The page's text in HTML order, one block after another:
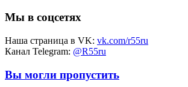
Мы в соцсетях
Наша страница в VK: vk.com/r55ru
Канал Telegram: @R55ru
Вы могли пропустить